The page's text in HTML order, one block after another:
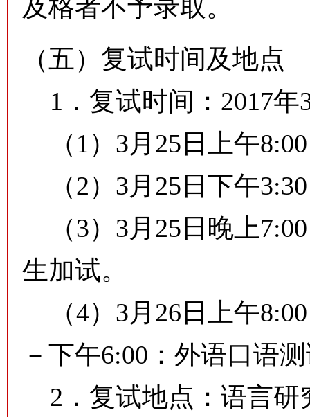
及格者不予录取。
（五）复试时间及地点
1．复试时间：2017年
（1）3月25日上午
（2）3月25日下午
（3）3月25日晚上
生加试。
（4）3月26日上午
－下午6:00：外语口语
2．复试地点：语言研